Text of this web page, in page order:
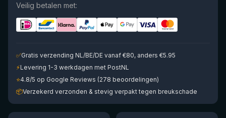
Veilig betalen met:
✅Gratis verzending NL/BE/DE vanaf €80, anders €5.95
⚡Levering 1-3 werkdagen met PostNL
⭐4.8/5 op Google Reviews (278 beoordelingen)
📦Verzekerd verzonden & stevig verpakt tegen breukschade